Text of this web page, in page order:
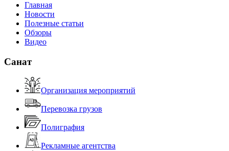
Главная
Новости
Полезные статьи
Обзоры
Видео
Санат
Организация мероприятий
Перевозка грузов
Полиграфия
Рекламные агентства